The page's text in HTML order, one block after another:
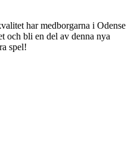
har medborgarna i Odense
och bli en del av denna nya
spel!